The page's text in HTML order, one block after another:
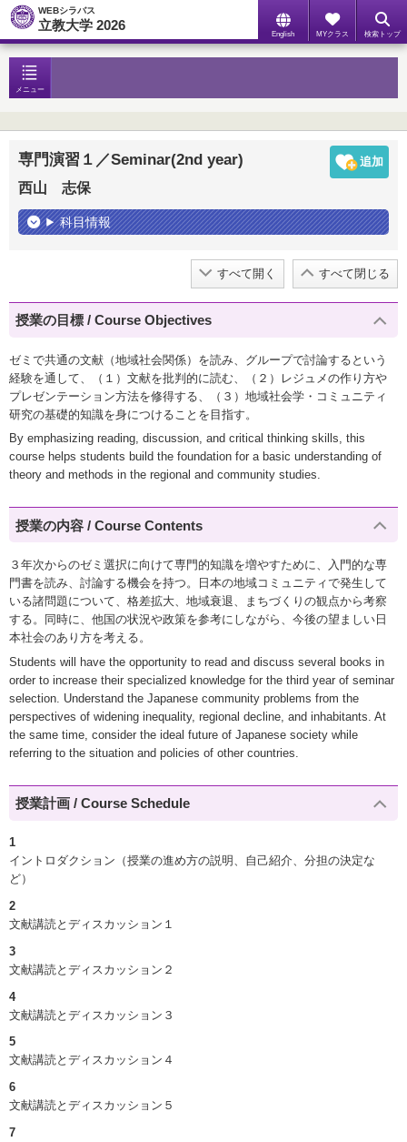
WEBシラバス
立教大学 2026
English MYクラス 検索トップ
メニュー
専門演習１／Seminar(2nd year)
西山 志保
科目情報
すべて開く すべて閉じる
授業の目標 / Course Objectives
ゼミで共通の文献（地域社会関係）を読み、グループで討論するという
経験を通して、（１）文献を批判的に読む、（２）レジュメの作り方や
プレゼンテーション方法を修得する、（３）地域社会学・コミュニティ
研究の基礎的知識を身につけることを目指す。
By emphasizing reading, discussion, and critical thinking skills, this
course helps students build the foundation for a basic understanding of
theory and methods in the regional and community studies.
授業の内容 / Course Contents
３年次からのゼミ選択に向けて専門的知識を増やすために、入門的な専
門書を読み、討論する機会を持つ。日本の地域コミュニティで発生して
いる諸問題について、格差拡大、地域衰退、まちづくりの観点から考察
する。同時に、他国の状況や政策を参考にしながら、今後の望ましい日
本社会のあり方を考える。
Students will have the opportunity to read and discuss several books in
order to increase their specialized knowledge for the third year of seminar
selection. Understand the Japanese community problems from the
perspectives of widening inequality, regional decline, and inhabitants. At
the same time, consider the ideal future of Japanese society while
referring to the situation and policies of other countries.
授業計画 / Course Schedule
1
イントロダクション（授業の進め方の説明、自己紹介、分担の決定な
ど）
2
文献講読とディスカッション１
3
文献講読とディスカッション２
4
文献講読とディスカッション３
5
文献講読とディスカッション４
6
文献講読とディスカッション５
7